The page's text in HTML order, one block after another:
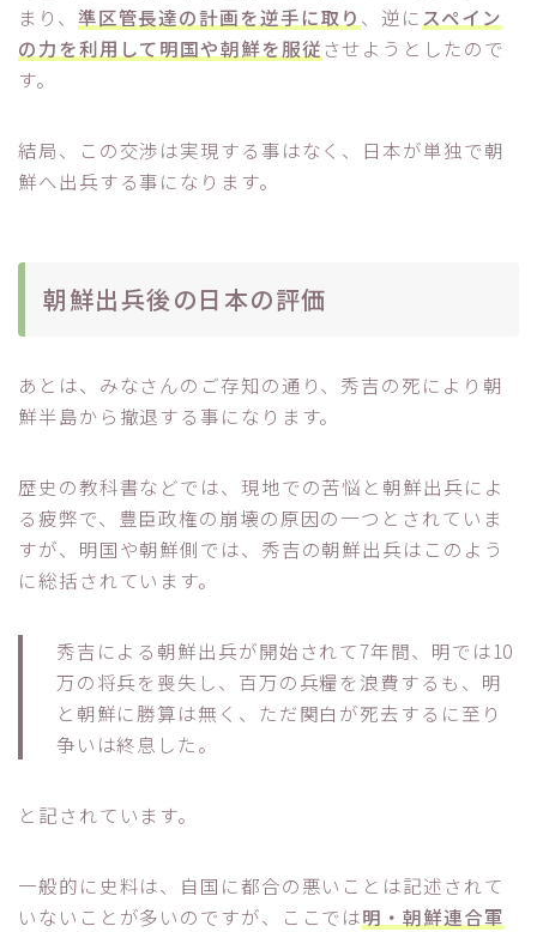
まり、 準区管長達の計画を逆手に取り 、逆に スペイン
の力を利用して明国や朝鮮を服従させようとしたので
す。
結局、この交渉は実現する事はなく、日本が単独で朝
鮮へ出兵する事になります。
朝鮮出兵後の日本の評価
あとは、みなさんのご存知の通り、秀吉の死により朝
鮮半島から撤退する事になります。
歴史の教科書などでは、現地での苦悩と朝鮮出兵によ
る疲弊で、豊臣政権の崩壊の原因の一つとされていま
すが、明国や朝鮮側では、秀吉の朝鮮出兵はこのよう
に総括されています。
秀吉による朝鮮出兵が開始されて7年間、明では10
万の将兵を喪失し、百万の兵糧を浪費するも、明
と朝鮮に勝算は無く、ただ関白が死去するに至り
争いは終息した。
と記されています。
一般的に史料は、自国に都合の悪いことは記述されて
いないことが多いのですが、ここでは明・朝鮮連合軍